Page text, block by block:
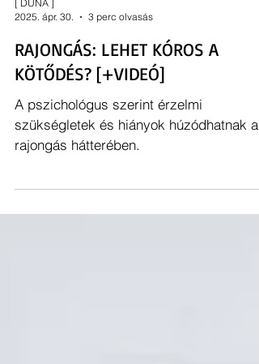
2025. ápr. 30.
3 perc olvasás
RAJONGÁS: LEHET KÓROS A
KÖTŐDÉS? [+VIDEÓ]
A pszichológus szerint érzelmi
szükségletek és hiányok húzódhatnak a